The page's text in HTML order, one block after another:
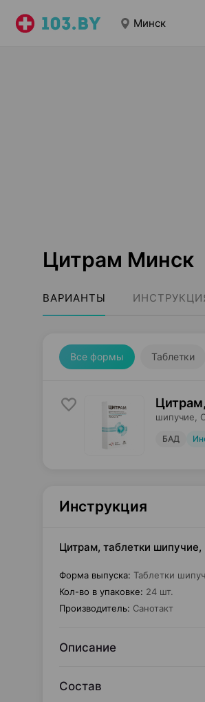
Минск
Цитрам Минск
ВАРИАНТЫ
Все формы Таблетки
шипучие,
БАД
Инструкция
Цитрам, таблетки
Форма выпуска: Таблетки
Кол-во в упаковке: 24 шт.
Производитель: Санотакт
Описание
Состав